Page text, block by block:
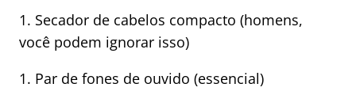
1. Secador de cabelos compacto (homens,
você podem ignorar isso)
1. Par de fones de ouvido (essencial)